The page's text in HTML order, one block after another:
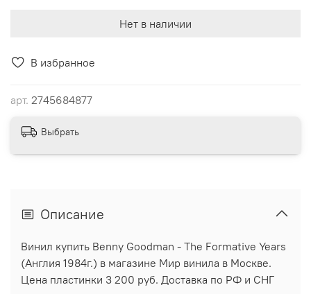
В избранное
арт. 2745684877
Нет в наличии
Выбрать
Описание
Винил купить Benny Goodman - The Formative Years
(Англия 1984г.) в магазине Мир винила в Москве.
Цена пластинки 3 200 руб. Доставка по РФ и СНГ